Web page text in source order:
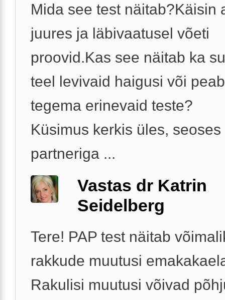
Mida see test näitab?Käisin
juures ja läbivaatusel võeti
proovid.Kas see näitab ka
teel levivaid haigusi või
tegema erinevaid teste?
Küsimus kerkis üles, seoses
partneriga ...
Vastas dr Katrin
Seidelberg
Tere! PAP test näitab
rakkude muutusi
Rakulisi muutusi võivad